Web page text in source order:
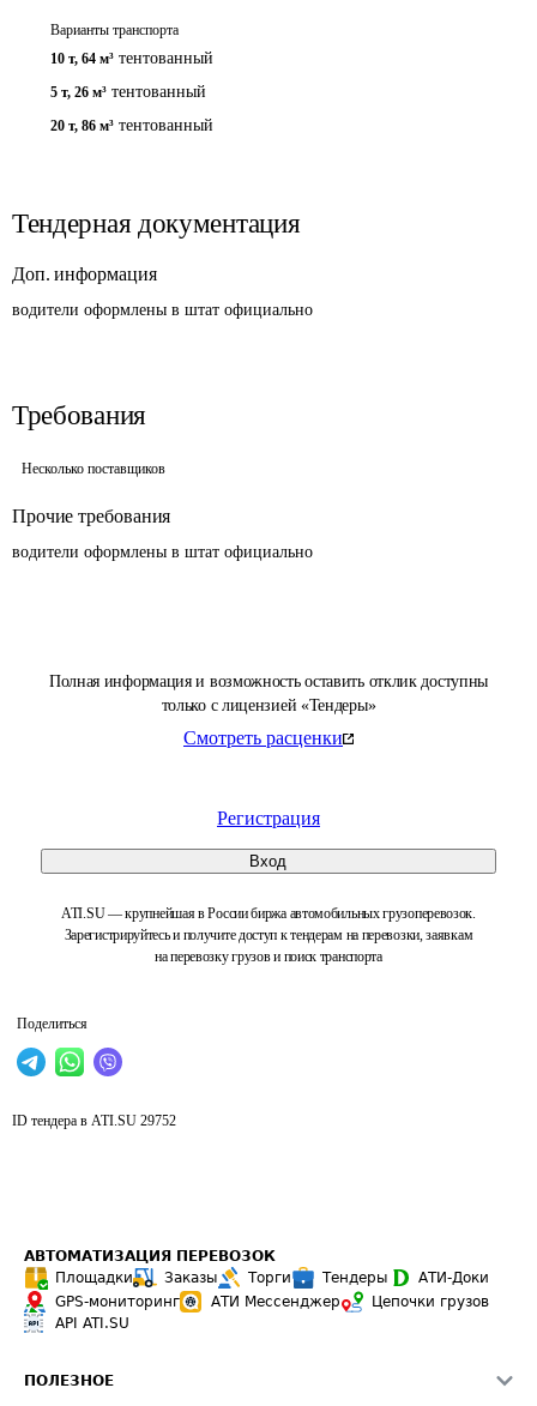
Полная информация и возможность оставить отклик доступны
только с лицензией «Тендеры»
Смотреть расценки
Регистрация
Вход
ATI.SU — крупнейшая в России биржа автомобильных грузоперевозок.
Зарегистрируйтесь и получите доступ к тендерам на перевозки, заявкам
на перевозку грузов и поиск транспорта
Поделиться
Варианты транспорта
10 т, 64 м³ тентованный
5 т, 26 м³ тентованный
20 т, 86 м³ тентованный
Тендерная документация
Доп. информация
водители оформлены в штат официально
Требования
Несколько поставщиков
Прочие требования
водители оформлены в штат официально
ID тендера в ATI.SU 29752
АВТОМАТИЗАЦИЯ ПЕРЕВОЗОК
Площадки
Заказы Торги Тендеры
АТИ-Доки
GPS-мониторинг
АТИ Мессенджер
Цепочки грузов
API ATI.SU
ПОЛЕЗНОЕ